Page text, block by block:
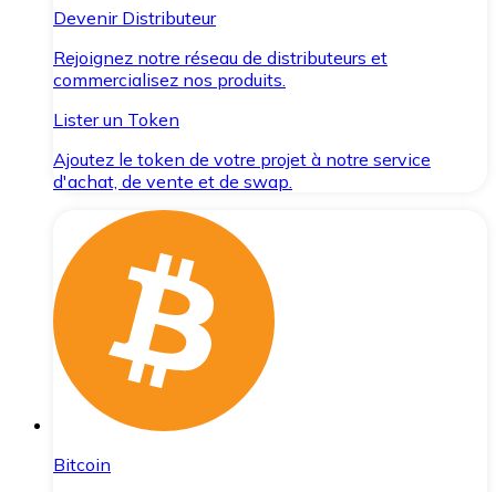
Devenir Distributeur
Rejoignez notre réseau de distributeurs et
commercialisez nos produits.
Lister un Token
Ajoutez le token de votre projet à notre service
d'achat, de vente et de swap.
Bitcoin